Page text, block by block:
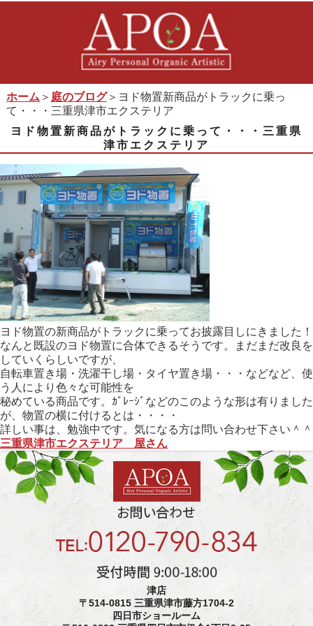
ホーム ＞ 庭のブログ＞ヨド物置新商品がトラックに乗っ
て・・・三重県津市エクステリア
ヨド物置新商品がトラックに乗って・・・三重県
津市エクステリア
ヨド物置の新商品がトラックに乗ってお披露目しにきました！
なんと既設のヨド物置に合体できるそうです。まだまだ改良を
していくらしいですが、
自転車置き場・洗濯干し場・タイヤ置き場・・・などなど、使
う人により色々な可能性を
秘めている商品です。ｶﾞﾚｰｼﾞなどのこのような形は有りました
が、物置の横に付けるとは・・・・
詳しい事は、勉強中です。気になる方は問い合わせ下さい＾＾
三重県津市エクステリア 屋さん
津店
〒514-0815 三重県津市藤方1704-2
四日市ショールーム